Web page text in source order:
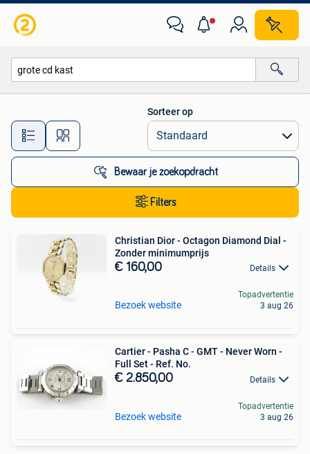
Alle afstanden…
Sorteer op
Bewaar je zoekopdracht
Filters
Christian Dior - Octagon Diamond Dial -
Zonder minimumprijs
€ 160,00 Details
Bezoek website
Topadvertentie
3 aug 26
Cartier - Pasha C - GMT - Never Worn -
Full Set - Ref. No.
€ 2.850,00 Details
Bezoek website
Topadvertentie
3 aug 26